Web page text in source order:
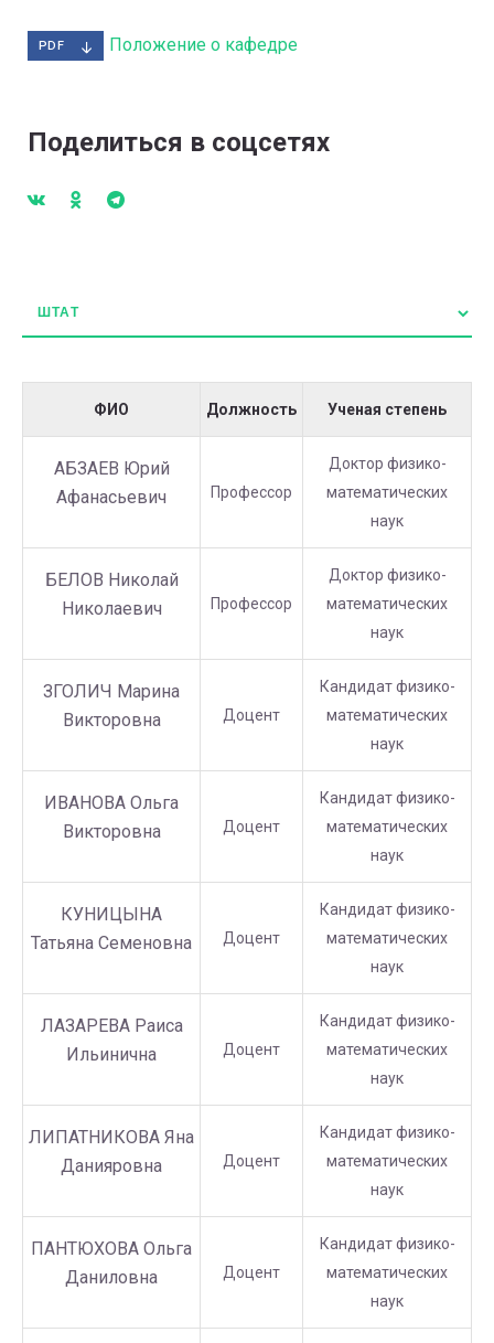
PDF Положение о кафедре
Поделиться в соцсетях
ФИО Должность Ученая степень
АБЗАЕВ Юрий
Афанасьевич
Профессор
Доктор физико-
математических
наук
БЕЛОВ Николай
Николаевич
Профессор
Доктор физико-
математических
наук
ЗГОЛИЧ Марина
Викторовна
Доцент
Кандидат физико-
математических
наук
ИВАНОВА Ольга
Викторовна
Доцент
Кандидат физико-
математических
наук
КУНИЦЫНА
Татьяна Семеновна
Доцент
Кандидат физико-
математических
наук
ЛАЗАРЕВА Раиса
Ильинична
Доцент
Кандидат физико-
математических
наук
ЛИПАТНИКОВА Яна
Данияровна
Доцент
Кандидат физико-
математических
наук
ПАНТЮХОВА Ольга
Даниловна
Доцент
Кандидат физико-
математических
наук